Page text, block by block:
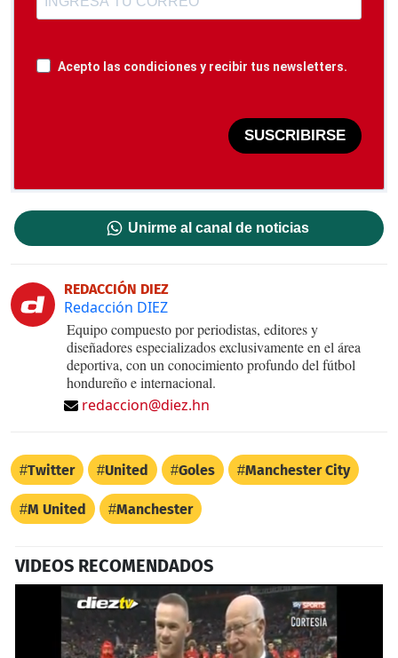
Acepto las condiciones y recibir tus newsletters.
SUSCRIBIRSE
Unirme al canal de noticias
REDACCIÓN DIEZ
Redacción DIEZ
Equipo compuesto por periodistas, editores y
diseñadores especializados exclusivamente en el área
deportiva, con un conocimiento profundo del fútbol
hondureño e internacional.
redaccion@diez.hn
Twitter United Goles Manchester City
M United Manchester
VIDEOS RECOMENDADOS